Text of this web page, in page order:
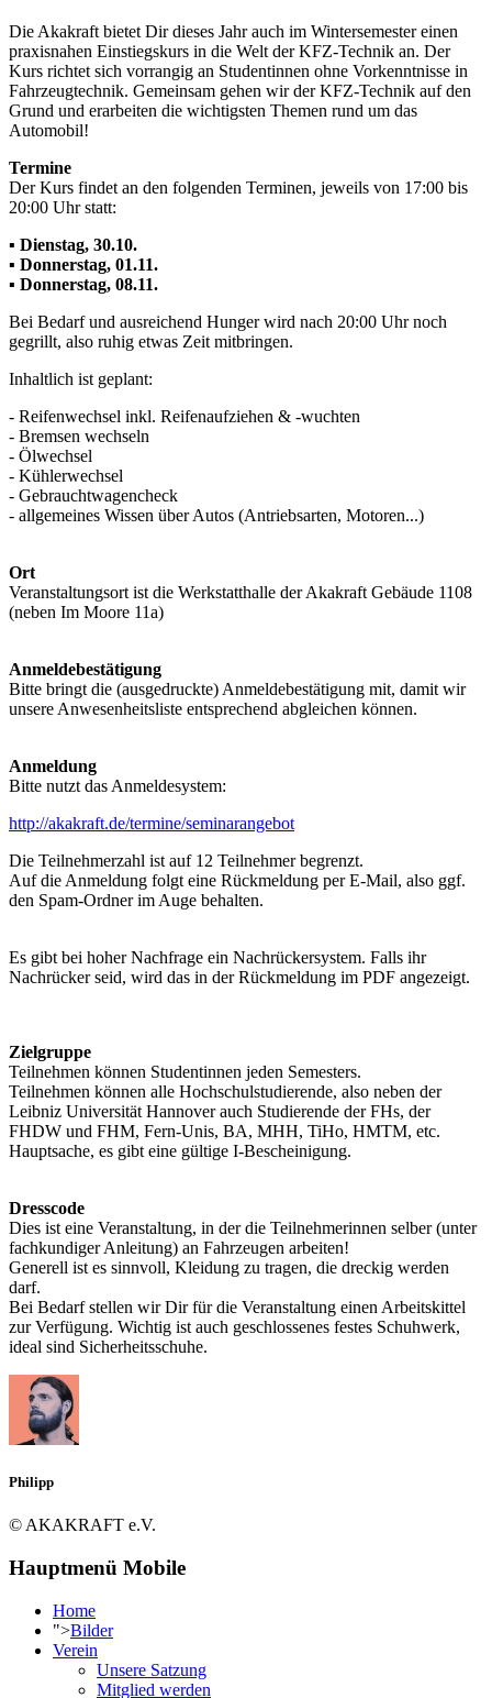
Die Akakraft bietet Dir dieses Jahr auch im Wintersemester einen
praxisnahen Einstiegskurs in die Welt der KFZ-Technik an. Der
Kurs richtet sich vorrangig an Studentinnen ohne Vorkenntnisse in
Fahrzeugtechnik. Gemeinsam gehen wir der KFZ-Technik auf den
Grund und erarbeiten die wichtigsten Themen rund um das
Automobil!
Termine
Der Kurs findet an den folgenden Terminen, jeweils von 17:00 bis
20:00 Uhr statt:
▪ Dienstag, 30.10.
▪ Donnerstag, 01.11.
▪ Donnerstag, 08.11.
Bei Bedarf und ausreichend Hunger wird nach 20:00 Uhr noch
gegrillt, also ruhig etwas Zeit mitbringen.
Inhaltlich ist geplant:
- Reifenwechsel inkl. Reifenaufziehen & -wuchten
- Bremsen wechseln
- Ölwechsel
- Kühlerwechsel
- Gebrauchtwagencheck
- allgemeines Wissen über Autos (Antriebsarten, Motoren...)
Ort
Veranstaltungsort ist die Werkstatthalle der Akakraft Gebäude 1108
(neben Im Moore 11a)
Anmeldebestätigung
Bitte bringt die (ausgedruckte) Anmeldebestätigung mit, damit wir
unsere Anwesenheitsliste entsprechend abgleichen können.
Anmeldung
Bitte nutzt das Anmeldesystem:
http://akakraft.de/termine/seminarangebot
Die Teilnehmerzahl ist auf 12 Teilnehmer begrenzt.
Auf die Anmeldung folgt eine Rückmeldung per E-Mail, also ggf.
den Spam-Ordner im Auge behalten.
Es gibt bei hoher Nachfrage ein Nachrückersystem. Falls ihr
Nachrücker seid, wird das in der Rückmeldung im PDF angezeigt.
Zielgruppe
Teilnehmen können Studentinnen jeden Semesters.
Teilnehmen können alle Hochschulstudierende, also neben der
Leibniz Universität Hannover auch Studierende der FHs, der
FHDW und FHM, Fern-Unis, BA, MHH, TiHo, HMTM, etc.
Hauptsache, es gibt eine gültige I-Bescheinigung.
Dresscode
Dies ist eine Veranstaltung, in der die Teilnehmerinnen selber (unter
fachkundiger Anleitung) an Fahrzeugen arbeiten!
Generell ist es sinnvoll, Kleidung zu tragen, die dreckig werden
darf.
Bei Bedarf stellen wir Dir für die Veranstaltung einen Arbeitskittel
zur Verfügung. Wichtig ist auch geschlossenes festes Schuhwerk,
ideal sind Sicherheitsschuhe.
Philipp
© AKAKRAFT e.V.
Hauptmenü Mobile
Home
">Bilder
Verein
Unsere Satzung
Mitglied werden